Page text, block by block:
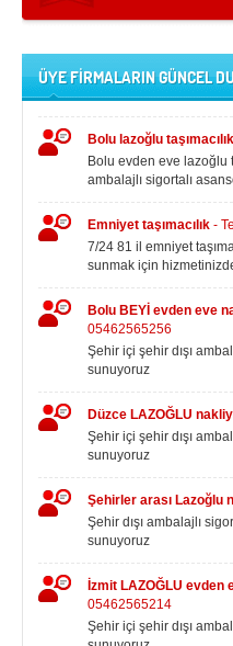
DEFTER
NAKLİYECİ İLANLARI
ÜYE FİRMALARIN GÜNCEL
Bolu lazoğlu taşımacılık
Bolu evden eve lazoğlu
ambalajlı sigortalı
Emniyet taşımacılık -
7/24 81 il emniyet
sunmak için
Bolu BEYİ evden eve
05462565256
Şehir içi şehir dışı
sunuyoruz
Düzce LAZOĞLU
Şehir içi şehir dışı
sunuyoruz
Şehirler arası Lazoğlu
Şehir dışı ambalajlı
sunuyoruz
İzmit LAZOĞLU evden
05462565214
Şehir içi şehir dışı